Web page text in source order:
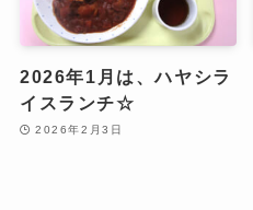
2026年1月は、ハヤシラ
イスランチ☆
2026年2月3日